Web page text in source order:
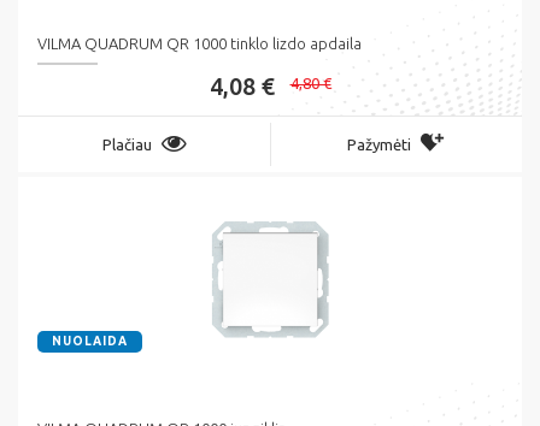
VILMA QUADRUM QR 1000 tinklo lizdo apdaila
4,08 € 4,80 €
Plačiau Pažymėti
NUOLAIDA